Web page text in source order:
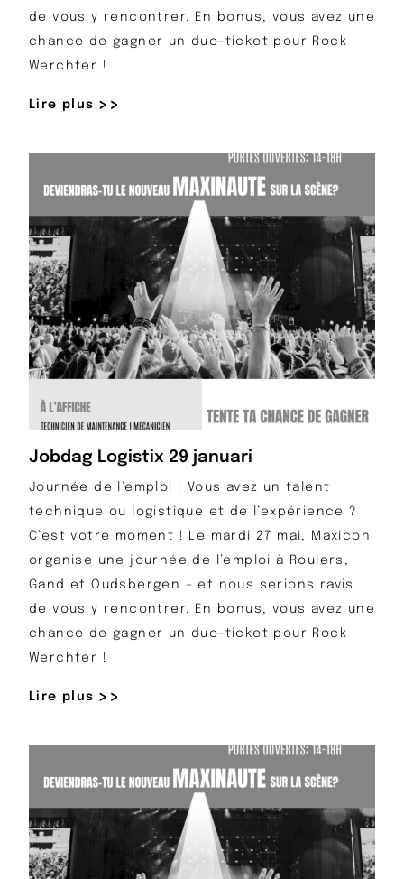
de vous y rencontrer. En bonus, vous avez une
chance de gagner un duo-ticket pour Rock
Werchter !
Lire plus
Jobdag Logistix 29 januari
Journée de l’emploi | Vous avez un talent
technique ou logistique et de l’expérience ?
C’est votre moment ! Le mardi 27 mai, Maxicon
organise une journée de l’emploi à Roulers,
Gand et Oudsbergen – et nous serions ravis
de vous y rencontrer. En bonus, vous avez une
chance de gagner un duo-ticket pour Rock
Werchter !
Lire plus